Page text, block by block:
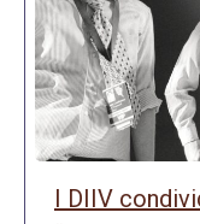
I DIIV